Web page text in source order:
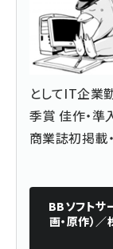
としてIT企業
季賞 佳作・準
商業誌初掲載
BBソフトサ
画・原作）